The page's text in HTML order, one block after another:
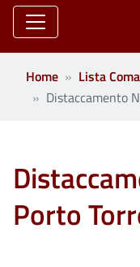
Home
Lista
Distaccamento
Porto